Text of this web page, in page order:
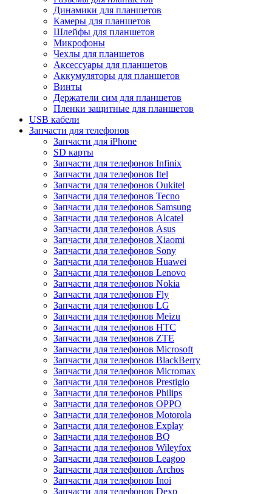
Динамики для планшетов
Камеры для планшетов
Шлейфы для планшетов
Микрофоны
Чехлы для планшетов
Аксессуары для планшетов
Аккумуляторы для планшетов
Винты
Держатели сим для планшетов
Пленки защитные для планшетов
USB кабели
Запчасти для телефонов
Запчасти для iPhone
SD карты
Запчасти для телефонов Infinix
Запчасти для телефонов Itel
Запчасти для телефонов Oukitel
Запчасти для телефонов Tecno
Запчасти для телефонов Samsung
Запчасти для телефонов Alcatel
Запчасти для телефонов Asus
Запчасти для телефонов Xiaomi
Запчасти для телефонов Sony
Запчасти для телефонов Huawei
Запчасти для телефонов Lenovo
Запчасти для телефонов Nokia
Запчасти для телефонов Fly
Запчасти для телефонов LG
Запчасти для телефонов Meizu
Запчасти для телефонов HTC
Запчасти для телефонов ZTE
Запчасти для телефонов Microsoft
Запчасти для телефонов BlackBerry
Запчасти для телефонов Micromax
Запчасти для телефонов Prestigio
Запчасти для телефонов Philips
Запчасти для телефонов OPPO
Запчасти для телефонов Motorola
Запчасти для телефонов Explay
Запчасти для телефонов BQ
Запчасти для телефонов Wileyfox
Запчасти для телефонов Leagoo
Запчасти для телефонов Archos
Запчасти для телефонов Inoi
Запчасти для телефонов Dexp